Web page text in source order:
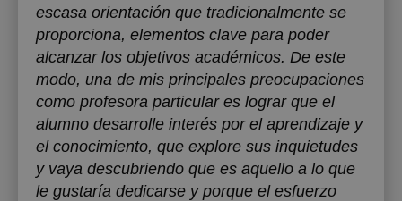
escasa orientación que tradicionalmente se
proporciona, elementos clave para poder
alcanzar los objetivos académicos. De este
modo, una de mis principales preocupaciones
como profesora particular es lograr que el
alumno desarrolle interés por el aprendizaje y
el conocimiento, que explore sus inquietudes
y vaya descubriendo que es aquello a lo que
le gustaría dedicarse y porque el esfuerzo